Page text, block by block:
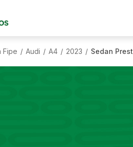
Fipe / Audi / A4 / 2023 / Sedan